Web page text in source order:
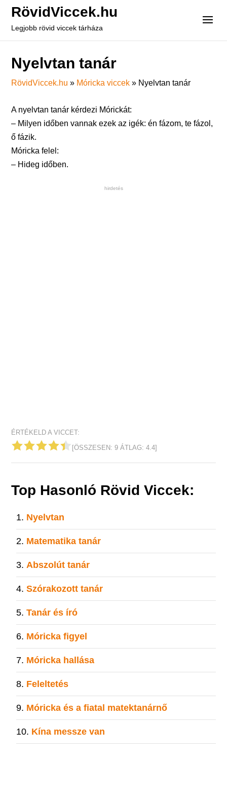
RövidViccek.hu
Legjobb rövid viccek tárháza
Nyelvtan tanár
RövidViccek.hu » Móricka viccek » Nyelvtan tanár
A nyelvtan tanár kérdezi Mórickát:
– Milyen időben vannak ezek az igék: én fázom, te fázol,
ő fázik.
Móricka felel:
– Hideg időben.
hirdetés
ÉRTÉKELD A VICCET:
[ÖSSZESEN:9 ÁTLAG:4.4]
Top Hasonló Rövid Viccek:
Nyelvtan
Matematika tanár
Abszolút tanár
Szórakozott tanár
Tanár és író
Móricka figyel
Móricka hallása
Feleltetés
Móricka és a fiatal matektanárnő
Kína messze van